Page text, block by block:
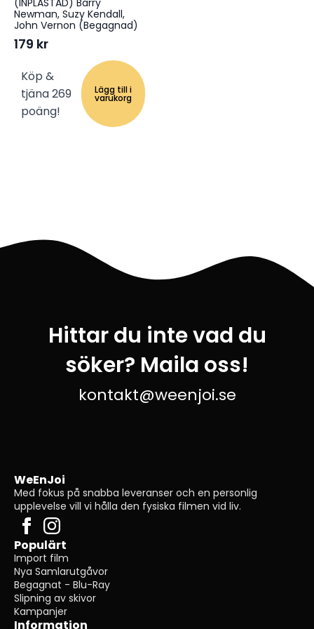
(INPLASTAD) Barry
Newman, Suzy Kendall,
John Vernon (Begagnad)
179 kr
Köp &
tjäna 269
poäng!
Lägg till i
varukorg
Hittar du inte vad du
söker? Maila oss!
kontakt@weenjoi.se
WeEnJoi
Med fokus på snabba leveranser och en personlig
upplevelse vill vi hålla den fysiska filmen vid liv.
Populärt
Import film
Nya Samlarutgåvor
Begagnat - Blu-Ray
Slipning av skivor
Kampanjer
Information